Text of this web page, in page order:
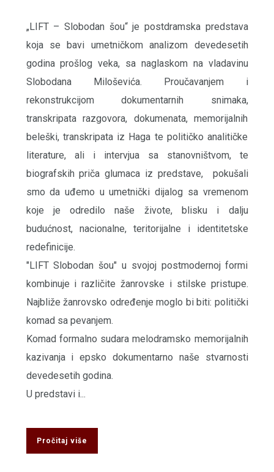
„LIFT – Slobodan šou“ je postdramska predstava
koja se bavi umetničkom analizom devedesetih
godina prošlog veka, sa naglaskom na vladavinu
Slobodana Miloševića. Proučavanjem i
rekonstrukcijom dokumentarnih snimaka,
transkripata razgovora, dokumenata, memorijalnih
beleški, transkripata iz Haga te političko analitičke
literature, ali i intervjua sa stanovništvom, te
biografskih priča glumaca iz predstave, pokušali
smo da uđemo u umetnički dijalog sa vremenom
koje je odredilo naše živote, blisku i dalju
budućnost, nacionalne, teritorijalne i identitetske
redefinicije.
"LIFT Slobodan šou" u svojoj postmodernoj formi
kombinuje i različite žanrovske i stilske pristupe.
Najbliže žanrovsko određenje moglo bi biti: politički
komad sa pevanjem.
Komad formalno sudara melodramsko memorijalnih
kazivanja i epsko dokumentarno naše stvarnosti
devedesetih godina.
U predstavi i...
Pročitaj više